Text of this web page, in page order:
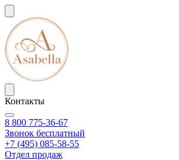
Контакты
8 800 775-36-67
Звонок бесплатный
+7 (495) 085-58-55
Отдел продаж